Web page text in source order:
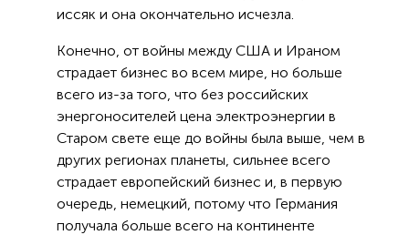
иссяк и она окончательно исчезла.
Конечно, от войны между США и Ираном
страдает бизнес во всем мире, но больше
всего из-за того, что без российских
энергоносителей цена электроэнергии в
Старом свете еще до войны была выше, чем в
других регионах планеты, сильнее всего
страдает европейский бизнес и, в первую
очередь, немецкий, потому что Германия
получала больше всего на континенте